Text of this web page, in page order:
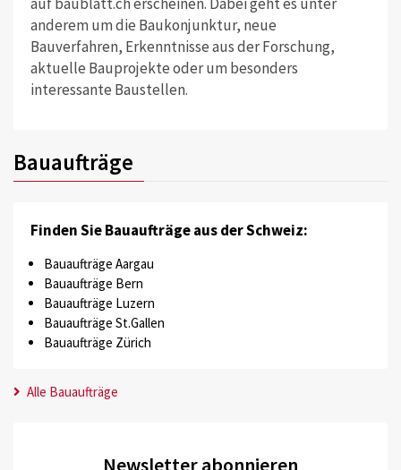
anderem um die Baukonjunktur, neue
Bauverfahren, Erkenntnisse aus der Forschung,
aktuelle Bauprojekte oder um besonders
interessante Baustellen.
Bauaufträge
Finden Sie Bauaufträge aus der Schweiz:
Bauaufträge Aargau
Bauaufträge Bern
Bauaufträge Luzern
Bauaufträge St.Gallen
Bauaufträge Zürich
Alle Bauaufträge
Newsletter abonnieren